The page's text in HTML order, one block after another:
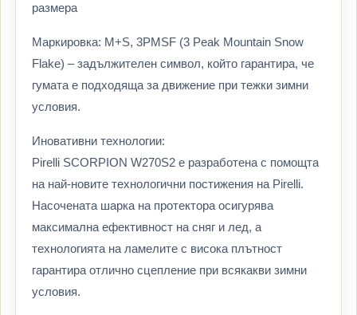
размера
Маркировка: M+S, 3PMSF (3 Peak Mountain Snow
Flake) – задължителен символ, който гарантира, че
гумата е подходяща за движение при тежки зимни
условия.
Иновативни технологии:
Pirelli SCORPION W270S2 е разработена с помощта
на най-новите технологични постижения на Pirelli.
Насочената шарка на протектора осигурява
максимална ефективност на сняг и лед, а
технологията на ламелите с висока плътност
гарантира отлично сцепление при всякакви зимни
условия.